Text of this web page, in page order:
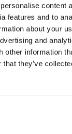
content
features and to
about your
and
other information
that they’ve
ягодиц за
пожалуста
Запросите,
века Запросите,
пожалуста
Fleur de Lis
Запросите,
жира